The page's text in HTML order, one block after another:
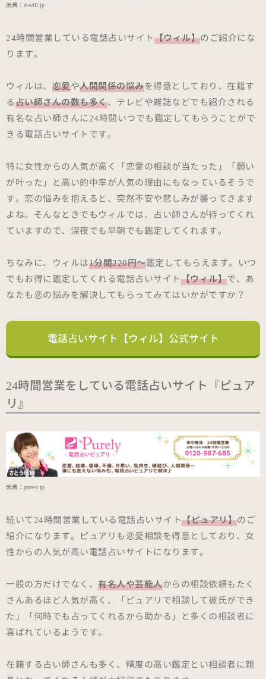
出典： d-will.jp
24時間営業している電話占いサイト【ウィル】のご紹介にな
ります。
ウィルは、 恋愛や人間関係の悩みを得意としており、在籍す
る占い師さんの数も多く、テレビや雑誌などでも紹介される
有名な占い師さんに24時間いつでも鑑定してもらうことがで
きる電話占いサイトです。
特に女性からの人気が高く「恋愛の相談が当たった」「願い
が叶った」と高い的中率が人気の理由にもなっているそうで
す。恋の悩みを抱えると、突然不安や悲しみが襲ってきます
よね。そんなときでもウィルでは、占い師さんが待ってくれ
ていますので、深夜でも早朝でも鑑定してくれます。
ちなみに、ウィルは1分間220円～鑑定してもらえます。いつ
でもお得に鑑定してくれる電話占いサイト【ウィル】で、あ
なたも恋の悩みを解決してもらってみてはいかがですか？
電話占いサイト【ウィル】公式サイト
24時間営業をしている電話占いサイト『ピュア
リ』
出典： pure-c.jp
続いて24時間営業している電話占いサイト【ピュアリ】のご
紹介になります。ピュアリも恋愛相談を得意としており、女
性からの人気が高い電話占いサイトになります。
一般の方だけでなく、 有名人や芸能人からの相談依頼もたく
さんあるほど人気が高く、「ピュアリで相談して彼氏ができ
た」「何時でも占ってくれるから助かる」と多くの相談者に
喜ばれているようです。
在籍する占い師さんも多く、精度の高い鑑定とい相談者に親